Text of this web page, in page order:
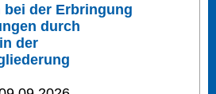
der Erbringung
durch
der